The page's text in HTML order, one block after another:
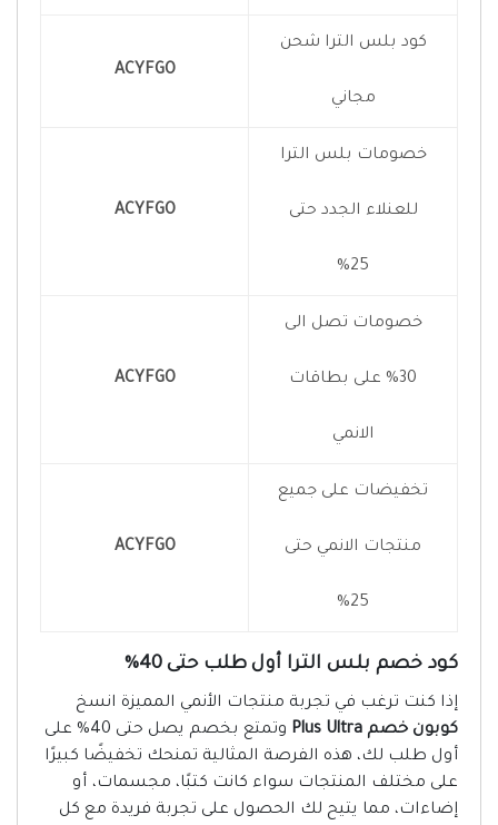
كود بلس الترا شحن
مجاني
ACYFGO
خصومات بلس الترا
للعنلاء الجدد حتى
25%
ACYFGO
خصومات تصل الى
30% على بطاقات
الانمي
ACYFGO
تخفيضات على جميع
منتجات الانمي حتى
25%
ACYFGO
كود خصم بلس الترا أول طلب حتى 40%
إذا كنت ترغب في تجربة منتجات الأنمي المميزة انسخ
كوبون خصم Plus Ultra
وتمتع بخصم يصل حتى 40% على
أول طلب لك، هذه الفرصة المثالية تمنحك تخفيضًا كبيرًا
على مختلف المنتجات سواء كانت كتبًا، مجسمات، أو
إضاءات، مما يتيح لك الحصول على تجربة فريدة مع كل